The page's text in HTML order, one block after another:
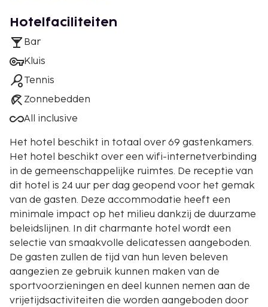
Hotelfaciliteiten
Bar
Kluis
Tennis
Zonnebedden
All inclusive
Het hotel beschikt in totaal over 69 gastenkamers.
Het hotel beschikt over een wifi-internetverbinding
in de gemeenschappelijke ruimtes. De receptie van
dit hotel is 24 uur per dag geopend voor het gemak
van de gasten. Deze accommodatie heeft een
minimale impact op het milieu dankzij de duurzame
beleidslijnen. In dit charmante hotel wordt een
selectie van smaakvolle delicatessen aangeboden.
De gasten zullen de tijd van hun leven beleven
aangezien ze gebruik kunnen maken van de
sportvoorzieningen en deel kunnen nemen aan de
vrijetijdsactiviteiten die worden aangeboden door